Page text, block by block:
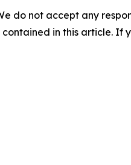
do not accept any
in this article. If